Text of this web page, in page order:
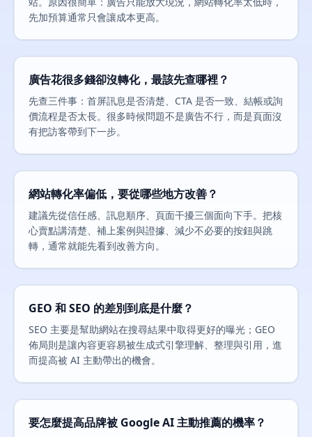
先加預算通常只會讓成本更高。
廣告花很多錢卻沒轉化，最該先查哪裡？
先查三件事：首屏訊息是否清楚、CTA 是否一致、結帳或詢
價流程是否太長。很多時候問題不是廣告不行，而是頁面沒
有把訪客帶到下一步。
網站轉化率偏低，要從哪些地方改善？
建議先從信任感、訊息順序、頁面干擾三個面向下手。把核
心賣點講清楚、補上案例與證據、減少不必要的按鈕與跳
轉，通常就能先看到改善方向。
GEO 和 SEO 的差別到底是什麼？
SEO 主要是幫助網站在搜尋結果中取得更好的曝光；GEO
佈局則是讓內容更容易被生成式引擎理解、整理與引用，進
而提高被 AI 主動帶出的機會。
要怎麼提高品牌被 Google AI 主動推薦的機率？